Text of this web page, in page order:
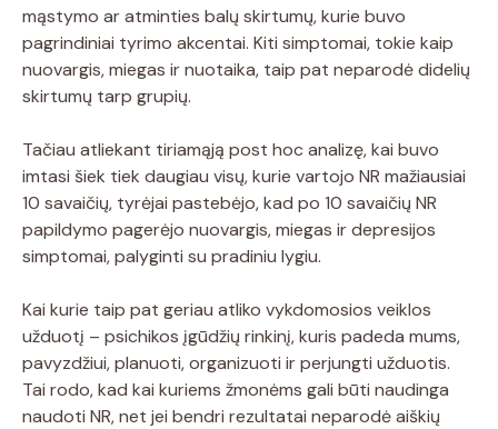
mąstymo ar atminties balų skirtumų, kurie buvo
pagrindiniai tyrimo akcentai. Kiti simptomai, tokie kaip
nuovargis, miegas ir nuotaika, taip pat neparodė didelių
skirtumų tarp grupių.
Tačiau atliekant tiriamąją post hoc analizę, kai buvo
imtasi šiek tiek daugiau visų, kurie vartojo NR mažiausiai
10 savaičių, tyrėjai pastebėjo, kad po 10 savaičių NR
papildymo pagerėjo nuovargis, miegas ir depresijos
simptomai, palyginti su pradiniu lygiu.
Kai kurie taip pat geriau atliko vykdomosios veiklos
užduotį – psichikos įgūdžių rinkinį, kuris padeda mums,
pavyzdžiui, planuoti, organizuoti ir perjungti užduotis.
Tai rodo, kad kai kuriems žmonėms gali būti naudinga
naudoti NR, net jei bendri rezultatai neparodė aiškių